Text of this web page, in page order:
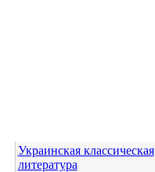
Украинская классическая
литература